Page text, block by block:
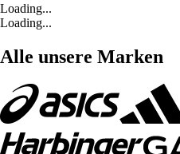
Loading...
Loading...
Alle unsere Marken